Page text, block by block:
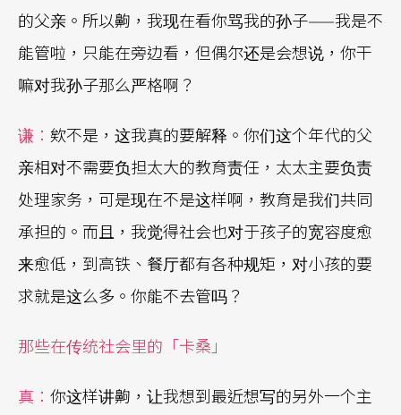
的父亲。所以齁，我现在看你骂我的孙子——我是不
能管啦，只能在旁边看，但偶尔还是会想说，你干
嘛对我孙子那么严格啊？
谦： 欸不是，这我真的要解释。你们这个年代的父
亲相对不需要负担太大的教育责任，太太主要负责
处理家务，可是现在不是这样啊，教育是我们共同
承担的。而且，我觉得社会也对于孩子的宽容度愈
来愈低，到高铁、餐厅都有各种规矩，对小孩的要
求就是这么多。你能不去管吗？
那些在传统社会里的「卡桑」
真： 你这样讲齁，让我想到最近想写的另外一个主